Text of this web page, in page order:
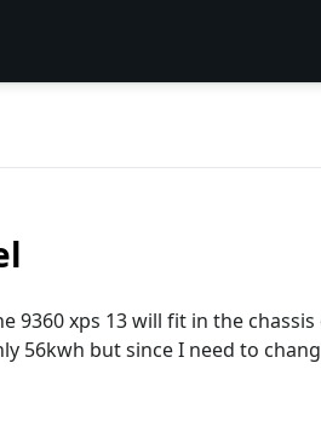
xps 13 will fit in the chassis
56kwh but since I need to